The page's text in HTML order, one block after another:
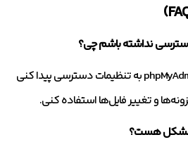
می‌تونی از طریق هاست و phpMyAdmin به تنظیمات دسترسی پیدا کنی